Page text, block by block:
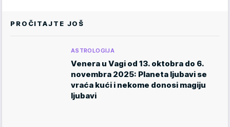
PROČITAJTE JOŠ
ASTROLOGIJA
Venera u Vagi od 13. oktobra do 6.
novembra 2025: Planeta ljubavi se
vraća kući i nekome donosi magiju
ljubavi